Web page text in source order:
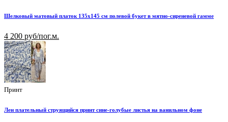
Шелковый матовый платок 135х145 см полевой букет в мятно-сиреневой гамме
4 200 руб/пог.м.
Принт
Лен плательный струящийся принт сине-голубые листья на ванильном фоне